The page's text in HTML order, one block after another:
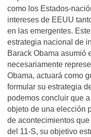
como los Estados-
intereses de EEUU
en las emergentes.
estrategia nacional de
Barack Obama asumió
necesariamente
Obama, actuará como
formular su estrategia
podemos concluir que
objeto de una elección
de acontecimientos
del 11-S, su objetivo